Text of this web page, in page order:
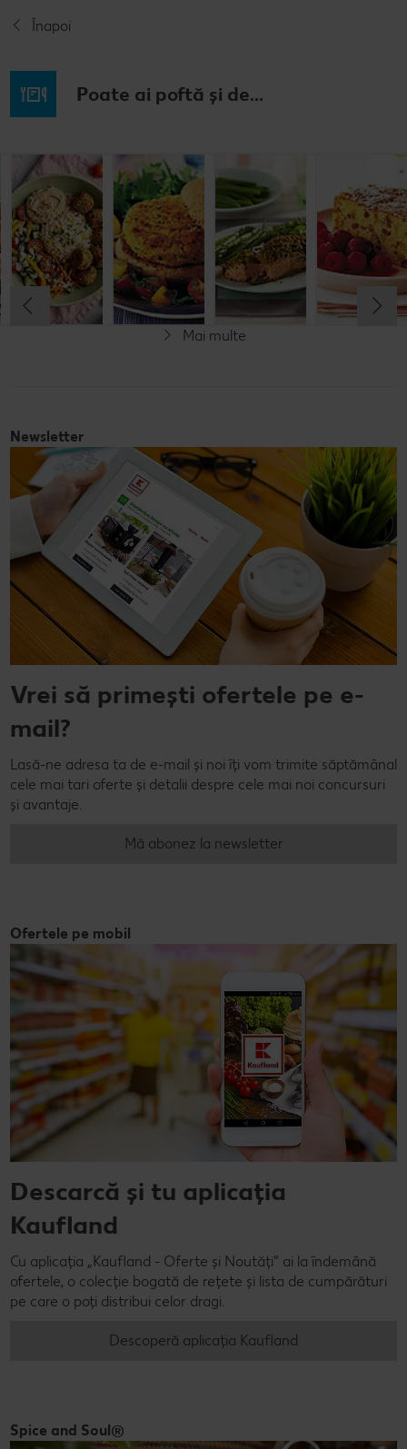
Înapoi
Poate ai poftă și de...
Prăjitură de
mere
nemțească
Cel mult 60 minute
Simplu
Chifteluțe cu
piure de
cartofi și
chives
Cel mult 60 minute
Simplu
Cel mult 60 minute
Simplu
crustă de
pesto
Cel mult 60 minute
Mai multe
Newsletter
Vrei să primești ofertele pe e-
mail?
Lasă-ne adresa ta de e-mail și noi îți vom trimite săptămânal
cele mai tari oferte și detalii despre cele mai noi concursuri
și avantaje.
Mă abonez la newsletter
Ofertele pe mobil
Descarcă și tu aplicația
Kaufland
Cu aplicația „Kaufland - Oferte și Noutăți” ai la îndemână
ofertele, o colecție bogată de rețete și lista de cumpărături
pe care o poți distribui celor dragi.
Descoperă aplicația Kaufland
Spice and Soul®